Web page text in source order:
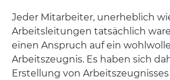
Jeder Mitarbeiter, unerheblich
Arbeitsleitungen tatsächlich
einen Anspruch auf ein
Arbeitszeugnis. Es haben sich
Erstellung von